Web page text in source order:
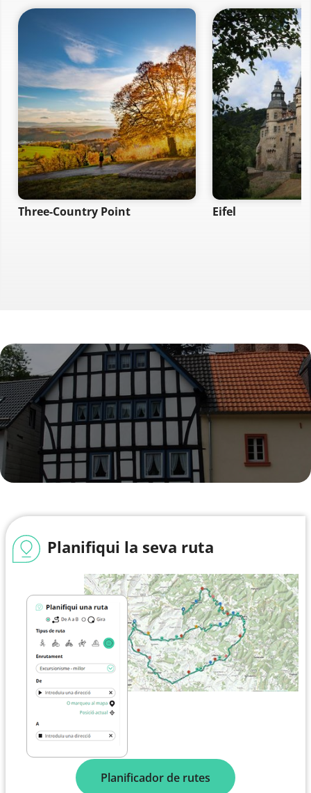
Three-Country Point Eifel
Planifiqui la seva ruta
Planificador de rutes